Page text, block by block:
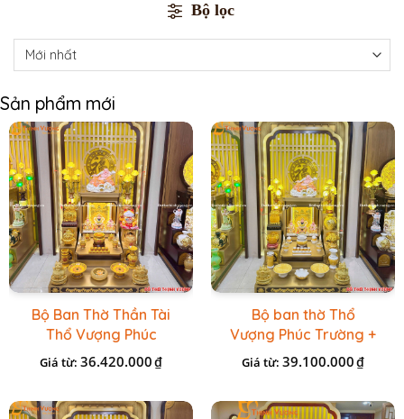
Bộ lọc
Sản phẩm mới
Bộ Ban Thờ Thần Tài
Thổ Vượng Phúc
Trường + Bộ Đồ Sứ
Cao Cấp Gấm Vàng
Giá từ: 36.420.000₫
Bộ ban thờ Thổ
Vượng Phúc Trường +
Đồ Sứ Vàng Đá Cao
Giá từ: 39.100.000₫